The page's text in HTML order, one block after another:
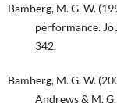
Bamberg, M. G. W.
performance.
342.
Bamberg, M. G. W.
Andrews & M.